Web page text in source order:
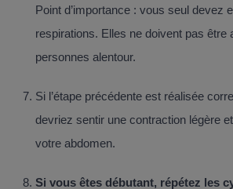
Point d’importance : vous seul devez
respirations. Elles ne doivent pas être
personnes alentour.
Si l’étape précédente est réalisée
devriez sentir une contraction légère
votre abdomen.
Si vous êtes débutant, répétez les